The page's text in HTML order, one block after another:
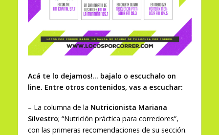
Acá te lo dejamos!… bajalo o escuchalo on
line. Entre otros contenidos, vas a escuchar:
– La columna de la Nutricionista Mariana
Silvestro; “Nutrición práctica para corredores”,
con las primeras recomendaciones de su sección.